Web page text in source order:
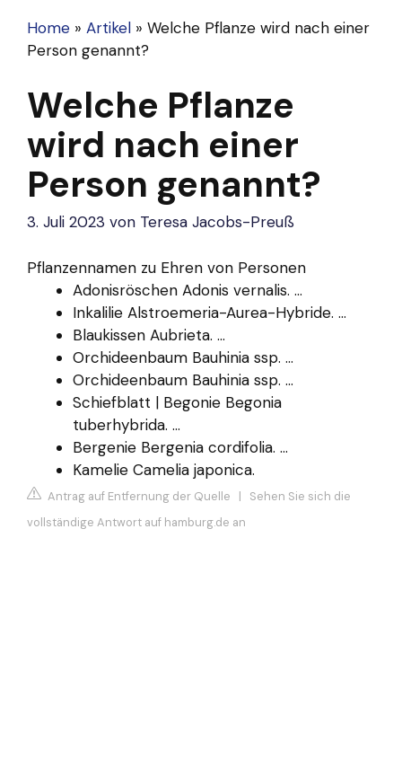
Home » Artikel » Welche Pflanze wird nach einer
Person genannt?
Welche Pflanze
wird nach einer
Person genannt?
3. Juli 2023 von Teresa Jacobs-Preuß
Pflanzennamen zu Ehren von Personen
Adonisröschen Adonis vernalis. ...
Inkalilie Alstroemeria-Aurea-Hybride. ...
Blaukissen Aubrieta. ...
Orchideenbaum Bauhinia ssp. ...
Orchideenbaum Bauhinia ssp. ...
Schiefblatt | Begonie Begonia
tuberhybrida. ...
Bergenie Bergenia cordifolia. ...
Kamelie Camelia japonica.
Antrag auf Entfernung der Quelle | Sehen Sie sich die
vollständige Antwort auf hamburg.de an